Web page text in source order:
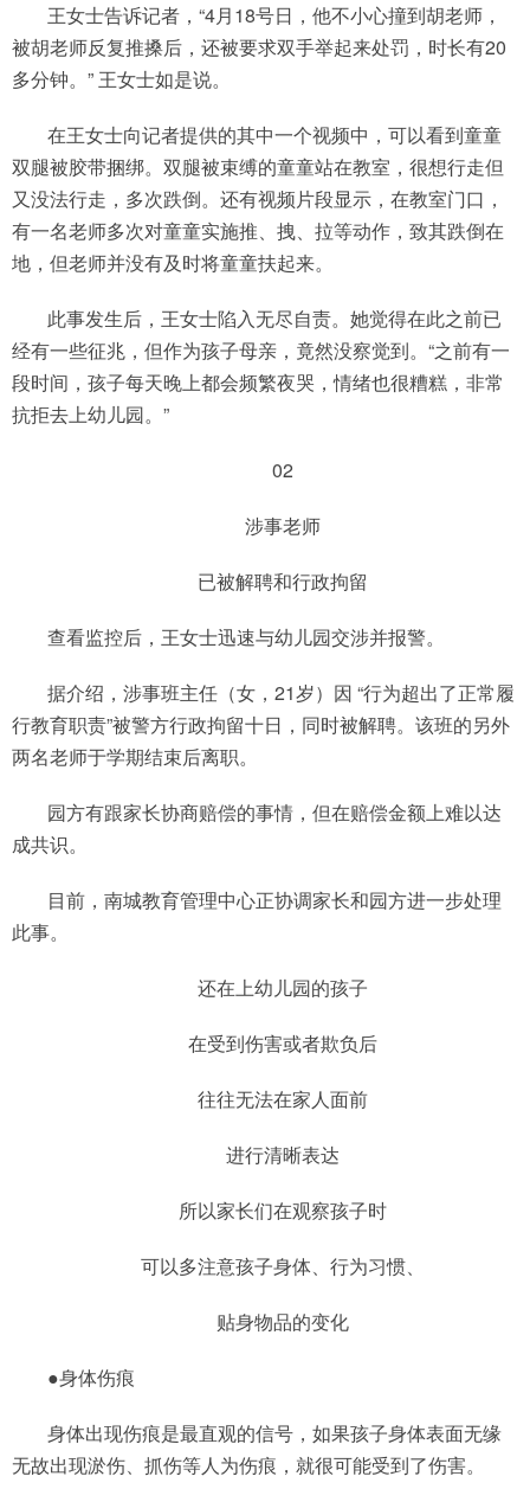
王女士告诉记者，“4月18号日，他不小心撞到胡老师，
被胡老师反复推搡后，还被要求双手举起来处罚，时长有20
多分钟。” 王女士如是说。
在王女士向记者提供的其中一个视频中，可以看到童童
双腿被胶带捆绑。双腿被束缚的童童站在教室，很想行走但
又没法行走，多次跌倒。还有视频片段显示，在教室门口，
有一名老师多次对童童实施推、拽、拉等动作，致其跌倒在
地，但老师并没有及时将童童扶起来。
此事发生后，王女士陷入无尽自责。她觉得在此之前已
经有一些征兆，但作为孩子母亲，竟然没察觉到。“之前有一
段时间，孩子每天晚上都会频繁夜哭，情绪也很糟糕，非常
抗拒去上幼儿园。”
02
涉事老师
已被解聘和行政拘留
查看监控后，王女士迅速与幼儿园交涉并报警。
据介绍，涉事班主任（女，21岁）因 “行为超出了正常履
行教育职责”被警方行政拘留十日，同时被解聘。该班的另外
两名老师于学期结束后离职。
园方有跟家长协商赔偿的事情，但在赔偿金额上难以达
成共识。
目前，南城教育管理中心正协调家长和园方进一步处理
此事。
还在上幼儿园的孩子
在受到伤害或者欺负后
往往无法在家人面前
进行清晰表达
所以家长们在观察孩子时
可以多注意孩子身体、行为习惯、
贴身物品的变化
●身体伤痕
身体出现伤痕是最直观的信号，如果孩子身体表面无缘
无故出现淤伤、抓伤等人为伤痕，就很可能受到了伤害。